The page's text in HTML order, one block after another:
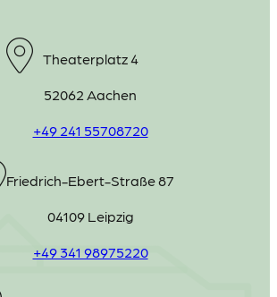
Theaterplatz 4
52062 Aachen
+49 241 55708720
Friedrich-Ebert-Straße 87
04109 Leipzig
+49 341 98975220